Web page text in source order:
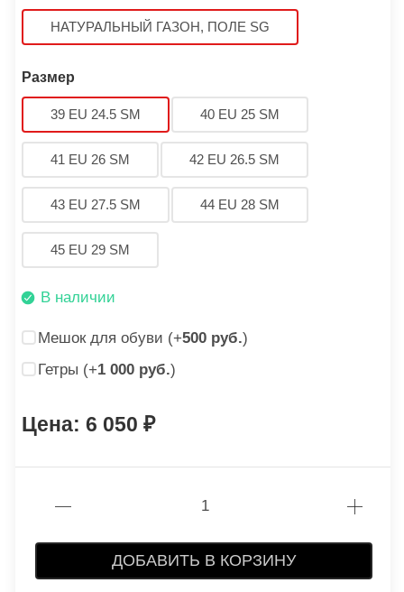
НАТУРАЛЬНЫЙ ГАЗОН, ПОЛЕ SG
Размер
39 EU 24.5 SM 40 EU 25 SM
41 EU 26 SM 42 EU 26.5 SM
43 EU 27.5 SM 44 EU 28 SM
45 EU 29 SM
В наличии
Мешок для обуви (+500 руб.)
Гетры (+1 000 руб.)
6 050
ДОБАВИТЬ В КОРЗИНУ